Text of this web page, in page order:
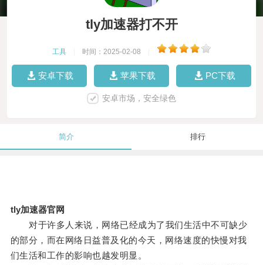
tly加速器打不开
工具 时间：2025-02-08
安卓下载 苹果下载 PC下载
安卓市场，安全绿色
简介 排行
tly加速器官网
对于许多人来说，网络已经成为了我们生活中不可缺少
的部分，而在网络日益普及化的今天，网络速度的快慢对我
们生活和工作的影响也越发明显。